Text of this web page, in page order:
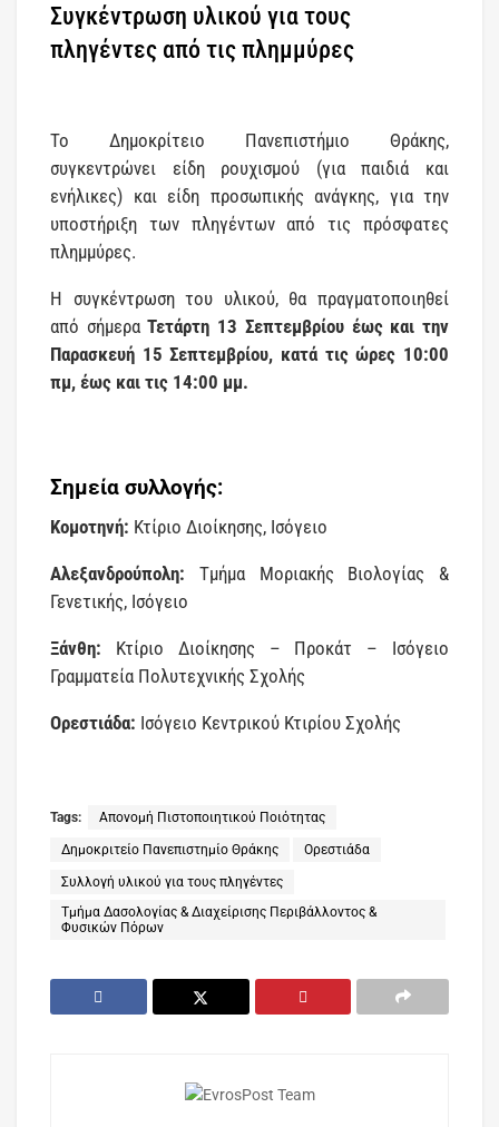
Συγκέντρωση υλικού για τους
πληγέντες από τις πλημμύρες
Το Δημοκρίτειο Πανεπιστήμιο Θράκης,
συγκεντρώνει είδη ρουχισμού (για παιδιά και
ενήλικες) και είδη προσωπικής ανάγκης, για την
υποστήριξη των πληγέντων από τις πρόσφατες
πλημμύρες.
Η συγκέντρωση του υλικού, θα πραγματοποιηθεί
από σήμεραΤετάρτη 13 Σεπτεμβρίου έως και την
Παρασκευή 15 Σεπτεμβρίου, κατά τις ώρες 10:00
πμ, έως και τις 14:00 μμ.
Σημεία συλλογής:
Κομοτηνή: Κτίριο Διοίκησης, Ισόγειο
Αλεξανδρούπολη: Τμήμα Μοριακής Βιολογίας &
Γενετικής, Ισόγειο
Ξάνθη: Κτίριο Διοίκησης – Προκάτ – Ισόγειο
Γραμματεία Πολυτεχνικής Σχολής
Ορεστιάδα: Ισόγειο Κεντρικού Κτιρίου Σχολής
Tags: Απονομή Πιστοποιητικού Ποιότητας
Δημοκριτείο Πανεπιστημίο Θράκης Ορεστιάδα
Συλλογή υλικού για τους πληγέντες
Τμήμα Δασολογίας & Διαχείρισης Περιβάλλοντος &
Φυσικών Πόρων